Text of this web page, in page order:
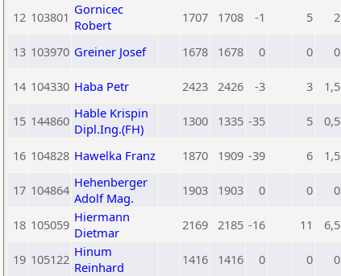
12 103801 Gornicec
Robert
1707 1708 -1 5 2
13 103970 Greiner Josef 1678 1678 0 0 0
14 104330 Haba Petr 2423 2426 -3 3 1,5
15 144860 Hable Krispin
Dipl.Ing.(FH)
1300 1335 -35 5 0,5
16 104828 Hawelka Franz 1870 1909 -39 6 1,5
17 104864 Hehenberger
Adolf Mag.
1903 1903 0 0 0
18 105059 Hiermann
Dietmar
2169 2185 -16 11 6,5
19 105122 Hinum
Reinhard
1416 1416 0 0 0